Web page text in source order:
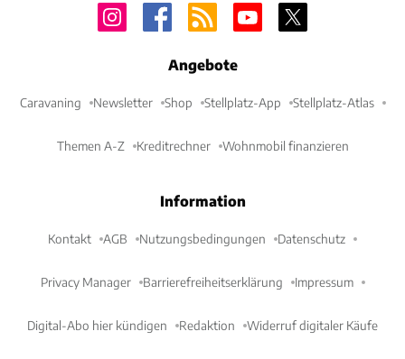
Angebote
Caravaning Newsletter Shop Stellplatz-App Stellplatz-Atlas
Themen A-Z Kreditrechner Wohnmobil finanzieren
Information
Kontakt AGB Nutzungsbedingungen Datenschutz
Privacy Manager Barrierefreiheitserklärung Impressum
Digital-Abo hier kündigen Redaktion Widerruf digitaler Käufe